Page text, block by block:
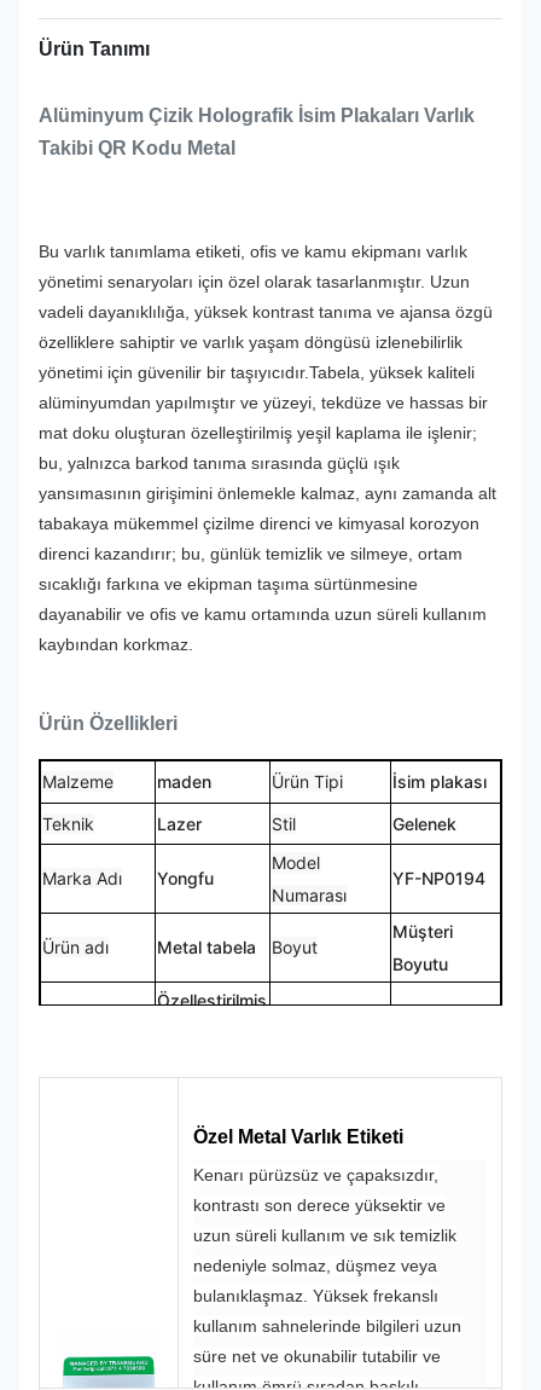
Ürün Tanımı
Alüminyum Çizik Holografik İsim Plakaları Varlık
Takibi QR Kodu Metal
Bu varlık tanımlama etiketi, ofis ve kamu ekipmanı varlık
yönetimi senaryoları için özel olarak tasarlanmıştır. Uzun
vadeli dayanıklılığa, yüksek kontrast tanıma ve ajansa özgü
özelliklere sahiptir ve varlık yaşam döngüsü izlenebilirlik
yönetimi için güvenilir bir taşıyıcıdır.Tabela, yüksek kaliteli
alüminyumdan yapılmıştır ve yüzeyi, tekdüze ve hassas bir
mat doku oluşturan özelleştirilmiş yeşil kaplama ile işlenir;
bu, yalnızca barkod tanıma sırasında güçlü ışık
yansımasının girişimini önlemekle kalmaz, aynı zamanda alt
tabakaya mükemmel çizilme direnci ve kimyasal korozyon
direnci kazandırır; bu, günlük temizlik ve silmeye, ortam
sıcaklığı farkına ve ekipman taşıma sürtünmesine
dayanabilir ve ofis ve kamu ortamında uzun süreli kullanım
kaybından korkmaz.
Ürün Özellikleri
Malzeme maden Ürün Tipi İsim plakası
Teknik Lazer Stil Gelenek
Marka Adı Yongfu
Model
Numarası
YF-NP0194
Ürün adı Metal tabela Boyut
Müşteri
Boyutu
Özelleştirilmiş
%100 Özel
Özel Metal Varlık Etiketi
Kenarı pürüzsüz ve çapaksızdır,
kontrastı son derece yüksektir ve
uzun süreli kullanım ve sık temizlik
nedeniyle solmaz, düşmez veya
bulanıklaşmaz. Yüksek frekanslı
kullanım sahnelerinde bilgileri uzun
süre net ve okunabilir tutabilir ve